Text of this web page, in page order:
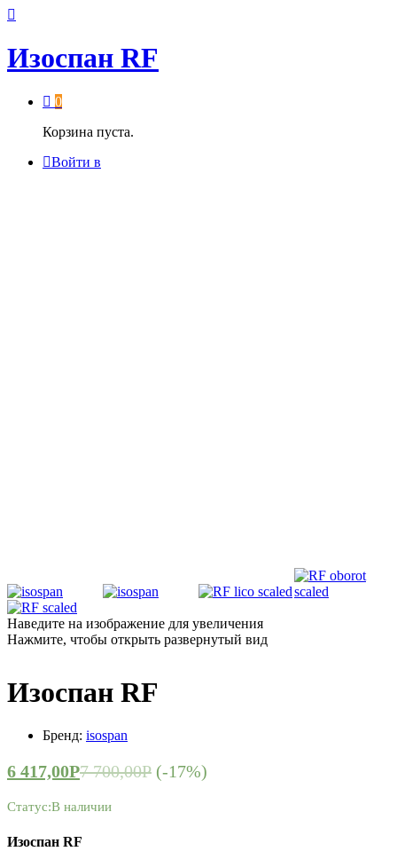
Изоспан RF
0
Корзина пуста.
Войти в
Наведите на изображение для увеличения
Нажмите, чтобы открыть развернутый вид
Изоспан RF
Бренд: isospan
6 417,00Р7 700,00Р (-17%)
Статус:В наличии
Изоспан RF